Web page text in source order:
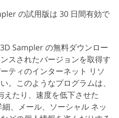
の試用版は 30 日間有効で
Sampler の無料ダウンロー
スされたバージョンを取得す
ティのインターネット リソ
。このようなプログラムは、
えたり、速度を低下させた
、メール、ソーシャル ネッ